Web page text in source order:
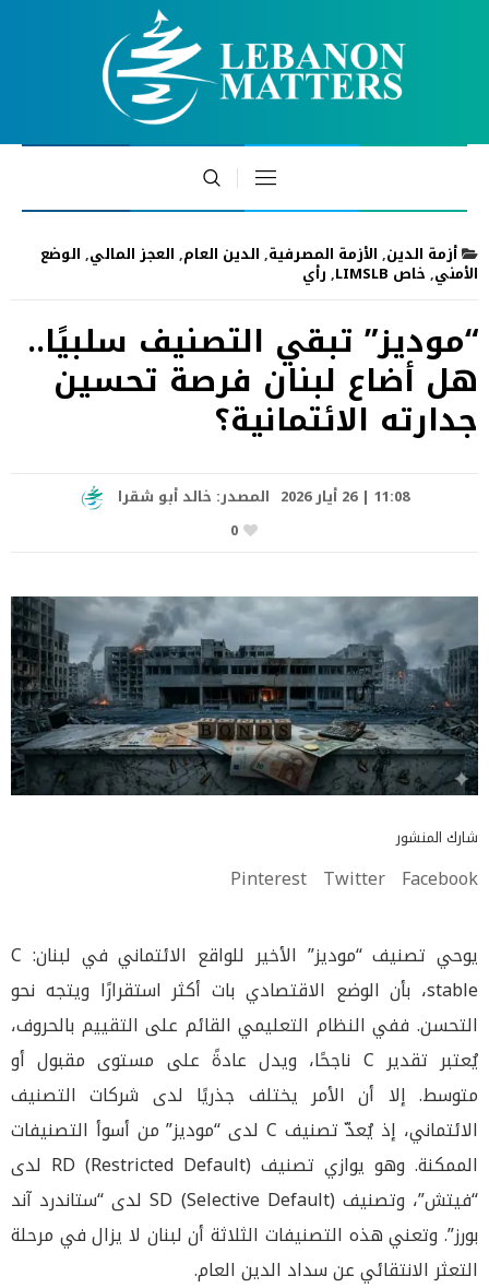
أزمة الدين, الأزمة المصرفية, الدين العام, العجز المالي, الوضع
الأمني, خاص LIMSLB , رأي
“موديز” تبقي التصنيف سلبيًا..
هل أضاع لبنان فرصة تحسين
جدارته الائتمانية؟
11:08 | 26 أيار 2026 المصدر: خالد أبو شقرا
0
شارك المنشور
Facebook
Twitter
Pinterest
يوحي تصنيف “موديز” الأخير للواقع الائتماني في لبنان: C
stable، بأن الوضع الاقتصادي بات أكثر استقرارًا ويتجه نحو
التحسن. ففي النظام التعليمي القائم على التقييم بالحروف،
يُعتبر تقدير C ناجحًا، ويدل عادةً على مستوى مقبول أو
متوسط. إلا أن الأمر يختلف جذريًا لدى شركات التصنيف
الائتماني، إذ يُعدّ تصنيف C لدى “موديز” من أسوأ التصنيفات
الممكنة. وهو يوازي تصنيف RD (Restricted Default) لدى
“فيتش”، وتصنيف SD (Selective Default) لدى “ستاندرد آند
بورز”. وتعني هذه التصنيفات الثلاثة أن لبنان لا يزال في مرحلة
التعثر الانتقائي عن سداد الدين العام.